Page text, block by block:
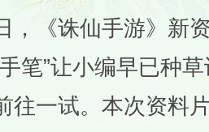
《诛仙手游》新资
笔”让小编早已种
往一试。本次资料